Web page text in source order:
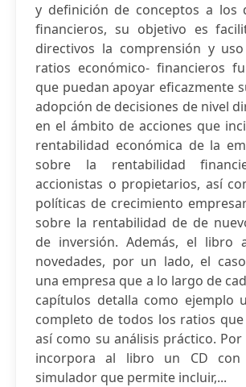
y definición de conceptos a los
financieros, su objetivo es
directivos la comprensión y
ratios económico- financieros
que puedan apoyar eficazmente
adopción de decisiones de nivel
en el ámbito de acciones que
rentabilidad económica de la
sobre la rentabilidad
accionistas o propietarios, así
políticas de crecimiento
sobre la rentabilidad de de
de inversión. Además, el libro
novedades, por un lado, el
una empresa que a lo largo de
capítulos detalla como ejemplo
completo de todos los ratios
así como su análisis práctico.
incorpora al libro un CD
simulador que permite incluir,...